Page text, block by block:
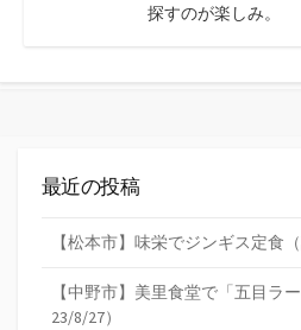
探すのが楽しみ。
最近の投稿
【松本市】味栄でジンギス定食
【中野市】美里食堂で「五目ラ
23/8/27）